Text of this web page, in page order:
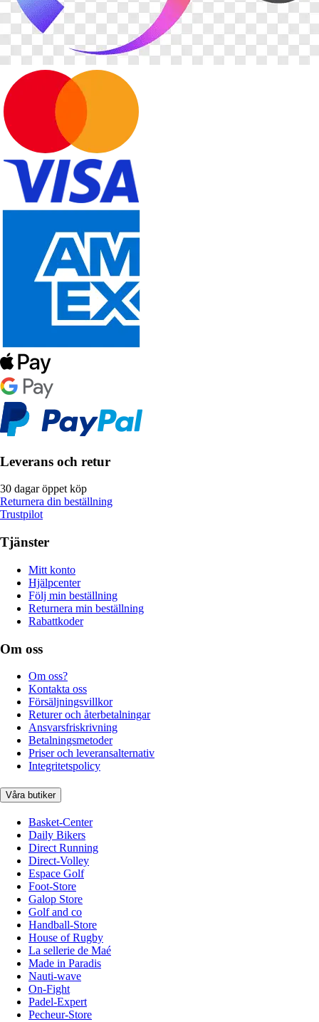
Leverans och retur
30 dagar öppet köp
Returnera din beställning
Trustpilot
Tjänster
Mitt konto
Hjälpcenter
Följ min beställning
Returnera min beställning
Rabattkoder
Om oss
Om oss?
Kontakta oss
Försäljningsvillkor
Returer och återbetalningar
Ansvarsfriskrivning
Betalningsmetoder
Priser och leveransalternativ
Integritetspolicy
Våra butiker
Basket-Center
Daily Bikers
Direct Running
Direct-Volley
Espace Golf
Foot-Store
Galop Store
Golf and co
Handball-Store
House of Rugby
La sellerie de Maé
Made in Paradis
Nauti-wave
On-Fight
Padel-Expert
Pecheur-Store